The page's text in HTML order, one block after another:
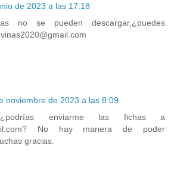
de 2023 a las 17:18
no se pueden descargar,¿puedes
noviembre de 2023 a las 8:09
enviarme las fichas a
No hay manera de poder
gracias.